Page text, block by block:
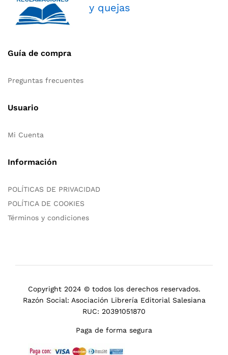
y quejas
Guía de compra
Preguntas frecuentes
Usuario
Mi Cuenta
Información
POLÍTICAS DE PRIVACIDAD
POLÍTICA DE COOKIES
Términos y condiciones
Copyright 2024 © todos los derechos reservados.
Razón Social: Asociación Librería Editorial Salesiana
RUC: 20391051870
Paga de forma segura